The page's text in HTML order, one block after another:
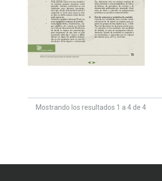
Mostrando los resultados 1 a 4 de 4